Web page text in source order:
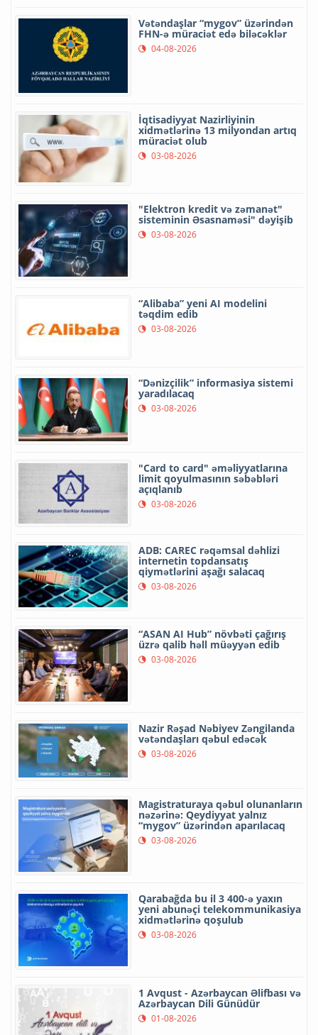
Vətəndaşlar “mygov” üzərindən
FHN-ə müraciət edə biləcəklər
04-08-2026
İqtisadiyyat Nazirliyinin
xidmətlərinə 13 milyondan artıq
müraciət olub
03-08-2026
"Elektron kredit və zəmanət"
sisteminin Əsasnaməsi" dəyişib
03-08-2026
“Alibaba” yeni AI modelini
təqdim edib
03-08-2026
“Dənizçilik” informasiya sistemi
yaradılacaq
03-08-2026
"Card to card" əməliyyatlarına
limit qoyulmasının səbəbləri
açıqlanıb
03-08-2026
ADB: CAREC rəqəmsal dəhlizi
internetin topdansatış
qiymətlərini aşağı salacaq
03-08-2026
“ASAN AI Hub” növbəti çağırış
üzrə qalib həll müəyyən edib
03-08-2026
Nazir Rəşad Nəbiyev Zəngilanda
vətəndaşları qəbul edəcək
03-08-2026
Magistraturaya qəbul olunanların
nəzərinə: Qeydiyyat yalnız
“mygov” üzərindən aparılacaq
03-08-2026
Qarabağda bu il 3 400-ə yaxın
yeni abunəçi telekommunikasiya
xidmətlərinə qoşulub
03-08-2026
1 Avqust - Azərbaycan Əlifbası və
Azərbaycan Dili Günüdür
01-08-2026